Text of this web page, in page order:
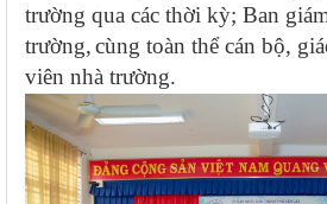
trường qua các thời kỳ; Ban
trường,cùng toàn thểcán bộ,
viên nhà trường.